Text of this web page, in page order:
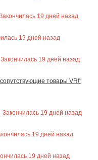
19 дней назад
19 дней назад
Закончилась 19 дней назад
товары VR!"
Закончилась 19 дней назад
19 дней назад
19 дней назад